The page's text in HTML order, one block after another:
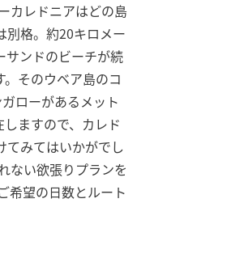
カレドニアはどの島
別格。約20キロメー
サンドのビーチが続
そのウベア島のコ
ローがあるメット
ますので、カレド
てみてはいかがでし
ない欲張りプランを
希望の日数とルート